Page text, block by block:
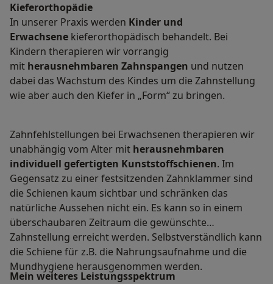
Kieferorthopädie
In unserer Praxis werden Kinder und
Erwachsene kieferorthopädisch behandelt. Bei
Kindern therapieren wir vorrangig
mit herausnehmbaren Zahnspangen und nutzen
dabei das Wachstum des Kindes um die Zahnstellung
wie aber auch den Kiefer in „Form“ zu bringen.
Zahnfehlstellungen bei Erwachsenen therapieren wir
unabhängig vom Alter mit herausnehmbaren
individuell gefertigten Kunststoffschienen. Im
Gegensatz zu einer festsitzenden Zahnklammer sind
die Schienen kaum sichtbar und schränken das
natürliche Aussehen nicht ein. Es kann so in einem
überschaubaren Zeitraum die gewünschte
Zahnstellung erreicht werden. Selbstverständlich kann
die Schiene für z.B. die Nahrungsaufnahme und die
Mundhygiene herausgenommen werden.
Mein weiteres Leistungs­spektrum